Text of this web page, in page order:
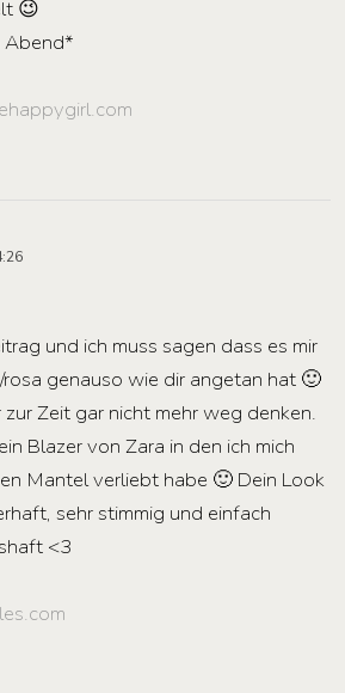
😉
Abend*
und ich muss sagen dass es mir
genauso wie dir angetan hat 🙂
Zeit gar nicht mehr weg denken.
Blazer von Zara in den ich mich
Mantel verliebt habe 🙂 Dein Look
sehr stimmig und einfach
<3